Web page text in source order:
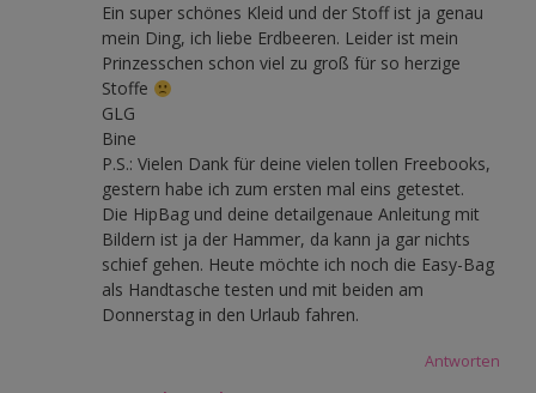
Ein super schönes Kleid und der Stoff ist ja genau
mein Ding, ich liebe Erdbeeren. Leider ist mein
Prinzesschen schon viel zu groß für so herzige
Stoffe
GLG
Bine
P.S.: Vielen Dank für deine vielen tollen Freebooks,
gestern habe ich zum ersten mal eins getestet.
Die HipBag und deine detailgenaue Anleitung mit
Bildern ist ja der Hammer, da kann ja gar nichts
schief gehen. Heute möchte ich noch die Easy-Bag
als Handtasche testen und mit beiden am
Donnerstag in den Urlaub fahren.
Antworten